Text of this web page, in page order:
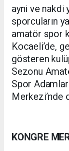
ayni ve nakdi
sporcuların
amatör spor
Kocaeli’de,
gösteren
Sezonu
Spor
Merkezi’nde
KONGRE